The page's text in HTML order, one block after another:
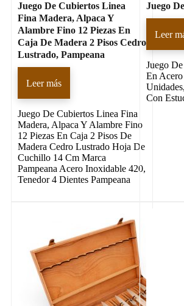
Juego De Cubiertos Linea
Fina Madera, Alpaca Y
Alambre Fino 12 Piezas En
Caja De Madera 2 Pisos Cedro
Lustrado, Pampeana
Leer más
Juego De Cubiertos Linea Fina
Madera, Alpaca Y Alambre Fino
12 Piezas En Caja 2 Pisos De
Madera Cedro Lustrado Hoja De
Cuchillo 14 Cm Marca
Pampeana Acero Inoxidable 420,
Tenedor 4 Dientes Pampeana
Juego
Leer
Juego
En
Con